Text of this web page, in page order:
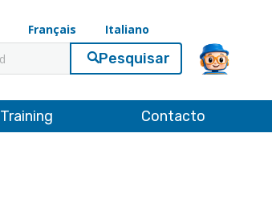
Français
Italiano
Training Contacto